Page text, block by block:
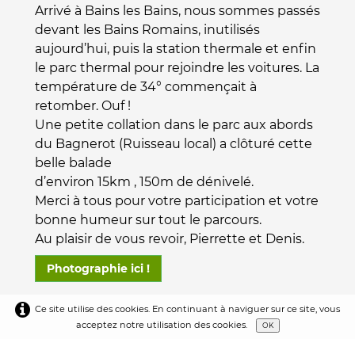
Arrivé à Bains les Bains, nous sommes passés
devant les Bains Romains, inutilisés
aujourd’hui, puis la station thermale et enfin
le parc thermal pour rejoindre les voitures. La
température de 34° commençait à
retomber. Ouf !
Une petite collation dans le parc aux abords
du Bagnerot (Ruisseau local) a clôturé cette
belle balade
d’environ 15km , 150m de dénivelé.
Merci à tous pour votre participation et votre
bonne humeur sur tout le parcours.
Au plaisir de vous revoir, Pierrette et Denis.
Photographie ici !
Ce site utilise des cookies. En continuant à naviguer sur ce site, vous
acceptez notre utilisation des cookies.
OK